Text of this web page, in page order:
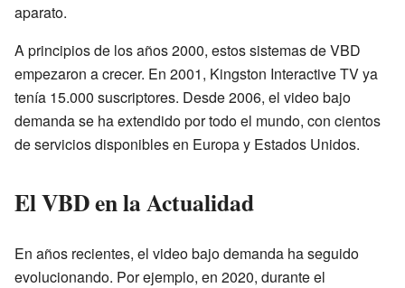
aparato.
A principios de los años 2000, estos sistemas de VBD
empezaron a crecer. En 2001, Kingston Interactive TV ya
tenía 15.000 suscriptores. Desde 2006, el video bajo
demanda se ha extendido por todo el mundo, con cientos
de servicios disponibles en Europa y Estados Unidos.
El VBD en la Actualidad
En años recientes, el video bajo demanda ha seguido
evolucionando. Por ejemplo, en 2020, durante el